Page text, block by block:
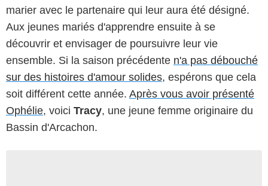
marier avec le partenaire qui leur aura été désigné.
Aux jeunes mariés d'apprendre ensuite à se
découvrir et envisager de poursuivre leur vie
ensemble. Si la saison précédente n'a pas débouché
sur des histoires d'amour solides, espérons que cela
soit différent cette année. Après vous avoir présenté
Ophélie, voici Tracy, une jeune femme originaire du
Bassin d'Arcachon.